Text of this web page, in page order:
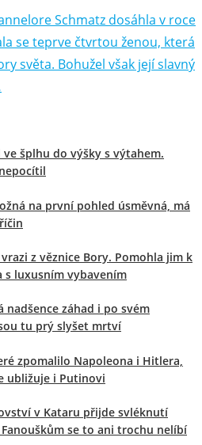
Schmatz dosáhla v roce
se teprve čtvrtou ženou, která
světa. Bohužel však její slavný
šplhu do výšky s výtahem.
na první pohled úsměvná, má
z věznice Bory. Pomohla jim k
s luxusním vybavením
záhad i po svém
tu prý slyšet mrtví
zpomalilo Napoleona i Hitlera,
ubližuje i Putinovi
v Kataru přijde svléknutí
se to ani trochu nelíbí